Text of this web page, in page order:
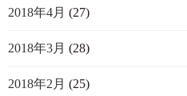
2018年4月 (27)
2018年3月 (28)
2018年2月 (25)